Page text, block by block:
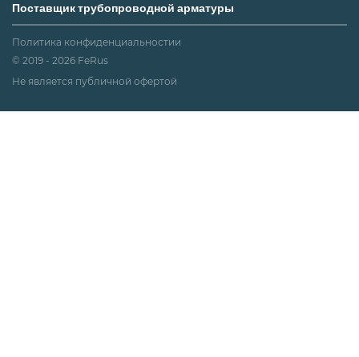
Поставщик трубопроводной арматуры
Политика конфиденциальностии
© 2019 - 2026 FeRus
Не является публичной офертой